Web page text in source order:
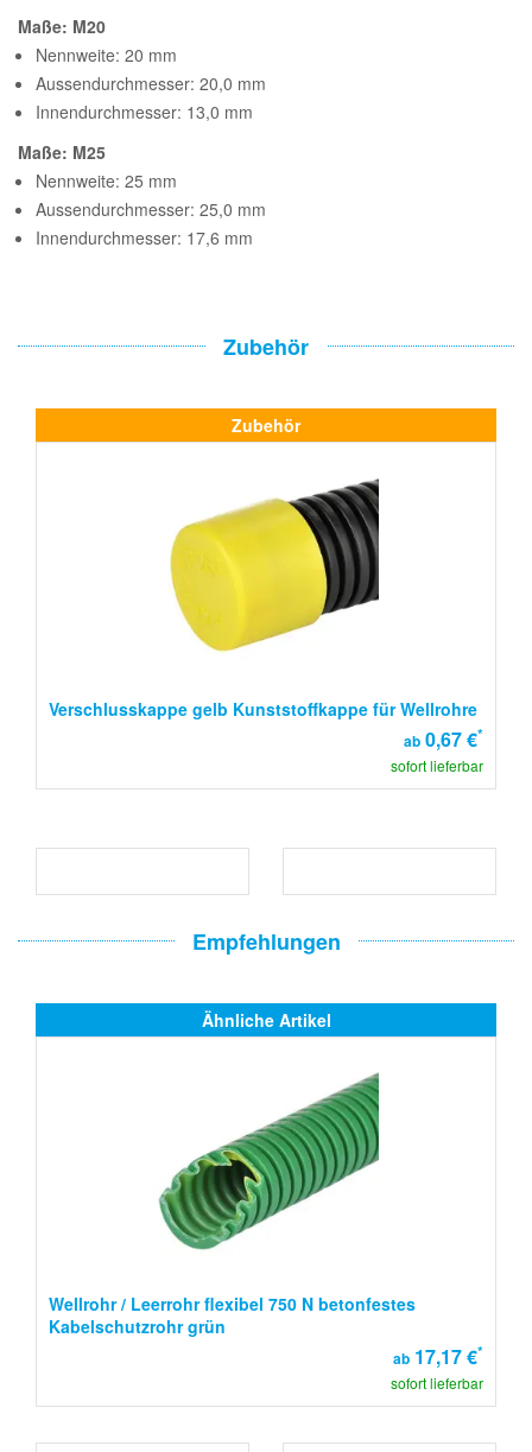
Maße: M20
Nennweite: 20 mm
Aussendurchmesser: 20,0 mm
Innendurchmesser: 13,0 mm
Maße: M25
Nennweite: 25 mm
Aussendurchmesser: 25,0 mm
Innendurchmesser: 17,6 mm
Zubehör
Zubehör
Verschlusskappe gelb Kunststoffkappe für Wellrohre
ab 0,67 €*
sofort lieferbar
Empfehlungen
Ähnliche Artikel
Wellrohr / Leerrohr flexibel 750 N betonfestes
Kabelschutzrohr grün
ab 17,17 €*
sofort lieferbar